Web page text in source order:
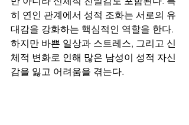
히 연인 관계에서 성적 조화는 서로의 유
대감을 강화하는 핵심적인 역할을 한다.
하지만 바쁜 일상과 스트레스, 그리고 신
체적 변화로 인해 많은 남성이 성적 자신
감을 잃고 어려움을 겪는다.